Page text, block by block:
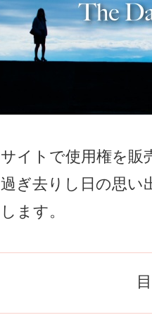
イトで使用権を販
ぎ去りし日の思い
ます。